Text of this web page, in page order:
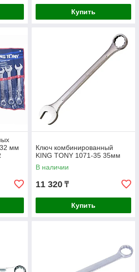
Купить
мм
Ключ комбинированный
KING TONY 1071-35 35мм
В наличии
11 320 ₸
Купить